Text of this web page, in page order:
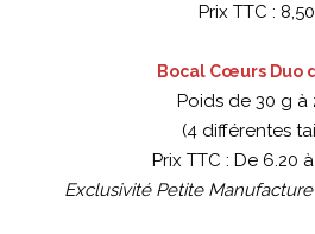
Prix TTC :
Bocal Cœurs Duo
Poids de 30 g à
(4 différentes
Prix TTC : De 6.20
Exclusivité Petite